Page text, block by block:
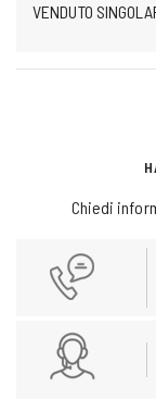
VENDUTO
Chiedi